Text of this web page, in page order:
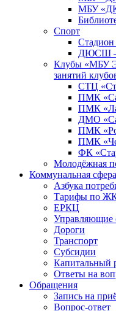
МБУ
Спорт
ДЮСШ
Клубы «МБУ
занятий
СТЦ
ПМК
ПМК
ДМО
ПМК
ПМК
ФК
Молодёжная
Коммунальная сфера
Азбука
Тарифы по
ЕРКЦ
Управляющие
Дороги
Транспорт
Субсидии
Капитальный
Ответы на
Обращения
Запись на
Вопрос-ответ